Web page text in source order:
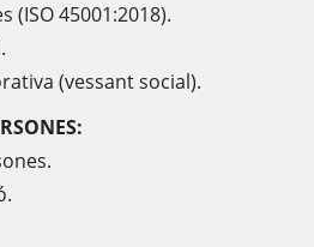
45001:2018).
(vessant social).